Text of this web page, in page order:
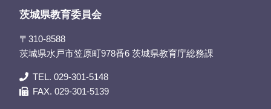
茨城県教育委員会
〒310-8588
茨城県水戸市笠原町978番6 茨城県教育庁総務課
TEL. 029-301-5148
FAX. 029-301-5139